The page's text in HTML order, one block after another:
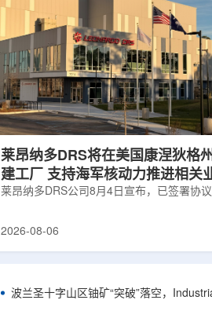
莱昂纳多DRS将在美国康涅狄格
建工厂 支持海军核动力推进相关
增长
莱昂纳多DRS公司8月4日宣布，已签署协
并为公司在核能领域的后续增长提供空间和
尔德帕克里奇路120号，占地约14.1087万
尺。工厂建成后，将整合目前分布在康涅狄
2026-08-06
波兰圣十字山区铀矿“突破”落空，